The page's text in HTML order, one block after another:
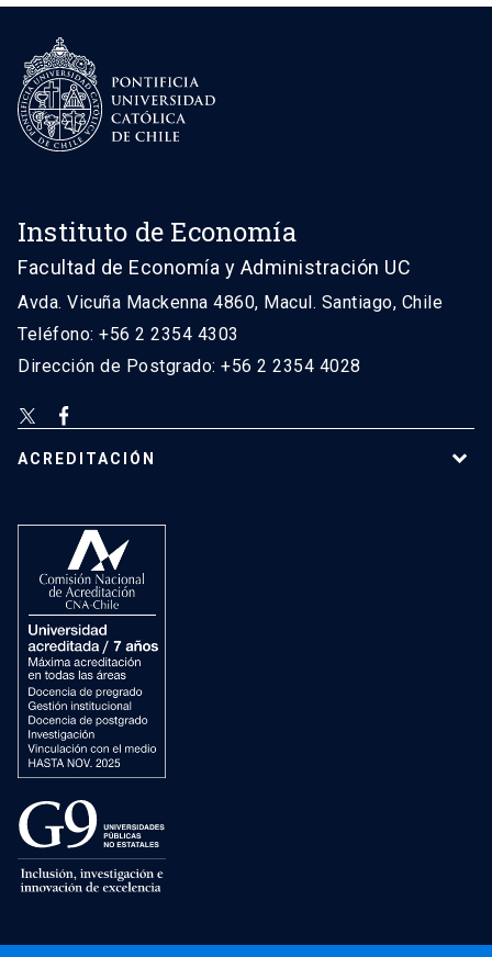
Instituto de Economía
Facultad de Economía y Administración UC
Avda. Vicuña Mackenna 4860, Macul. Santiago, Chile
Teléfono: +56 2 2354 4303
Dirección de Postgrado: +56 2 2354 4028
ACREDITACIÓN